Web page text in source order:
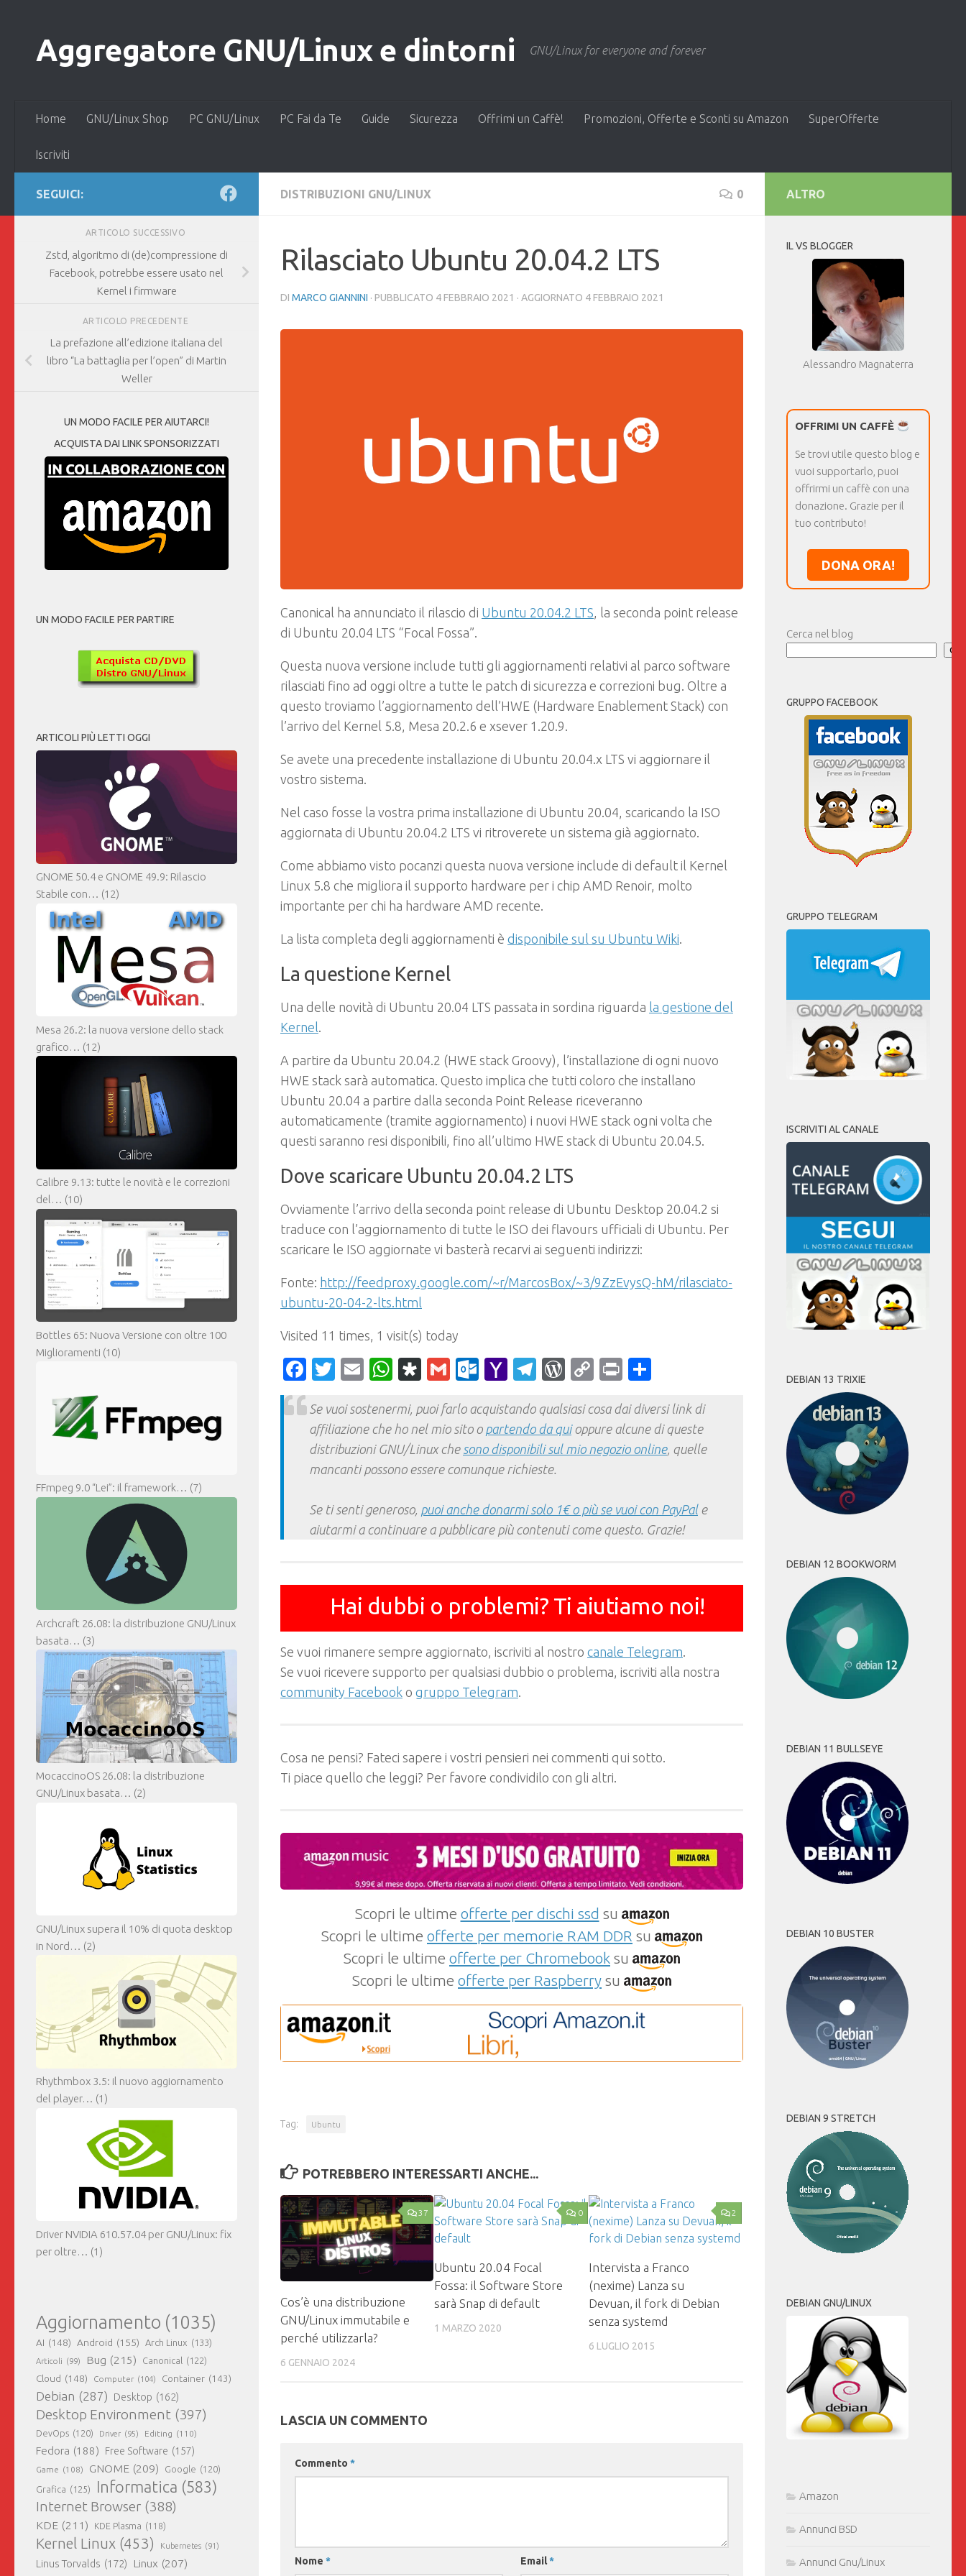
Aggregatore GNU/Linux e dintorni GNU/Linux for everyone and forever
Home GNU/Linux Shop PC GNU/Linux PC Fai da Te Guide Sicurezza Offrimi un Caffè! Promozioni, Offerte e Sconti su Amazon SuperOfferte
Iscriviti
DISTRIBUZIONI GNU/LINUX 0
Rilasciato Ubuntu 20.04.2 LTS
DI MARCO GIANNINI · PUBBLICATO 4 FEBBRAIO 2021 · AGGIORNATO 4 FEBBRAIO 2021
Canonical ha annunciato il rilascio di Ubuntu 20.04.2 LTS, la seconda point release
di Ubuntu 20.04 LTS “Focal Fossa”.
Questa nuova versione include tutti gli aggiornamenti relativi al parco software
rilasciati fino ad oggi oltre a tutte le patch di sicurezza e correzioni bug. Oltre a
questo troviamo l’aggiornamento dell’HWE (Hardware Enablement Stack) con
l’arrivo del Kernel 5.8, Mesa 20.2.6 e xsever 1.20.9.
Se avete una precedente installazione di Ubuntu 20.04.x LTS vi aggiornare il
vostro sistema.
Nel caso fosse la vostra prima installazione di Ubuntu 20.04, scaricando la ISO
aggiornata di Ubuntu 20.04.2 LTS vi ritroverete un sistema già aggiornato.
Come abbiamo visto pocanzi questa nuova versione include di default il Kernel
Linux 5.8 che migliora il supporto hardware per i chip AMD Renoir, molto
importante per chi ha hardware AMD recente.
La lista completa degli aggiornamenti è disponibile sul su Ubuntu Wiki.
La questione Kernel
Una delle novità di Ubuntu 20.04 LTS passata in sordina riguarda la gestione del
Kernel.
A partire da Ubuntu 20.04.2 (HWE stack Groovy), l’installazione di ogni nuovo
HWE stack sarà automatica. Questo implica che tutti coloro che installano
Ubuntu 20.04 a partire dalla seconda Point Release riceveranno
automaticamente (tramite aggiornamento) i nuovi HWE stack ogni volta che
questi saranno resi disponibili, fino all’ultimo HWE stack di Ubuntu 20.04.5.
Dove scaricare Ubuntu 20.04.2 LTS
Ovviamente l’arrivo della seconda point release di Ubuntu Desktop 20.04.2 si
traduce con l’aggiornamento di tutte le ISO dei flavours ufficiali di Ubuntu. Per
scaricare le ISO aggiornate vi basterà recarvi ai seguenti indirizzi:
Fonte: http://feedproxy.google.com/~r/MarcosBox/~3/9ZzEvysQ-hM/rilasciato-
ubuntu-20-04-2-lts.html
Visited 11 times, 1 visit(s) today
Facebook
Twitter
EmailWhatsApp
Diaspora
GmailOutlook.com
YahooTelegram
WordPress
CopyPrint
Se vuoi sostenermi, puoi farlo acquistando qualsiasi cosa dai diversi link di
affiliazione che ho nel mio sito o partendo da quioppure alcune di queste
distribuzioni GNU/Linux che sono disponibili sul mio negozio online, quelle
mancanti possono essere comunque richieste.
Se ti senti generoso, puoi anche donarmi solo 1€ o più se vuoi con PayPale
aiutarmi a continuare a pubblicare più contenuti come questo. Grazie!
Hai dubbi o problemi? Ti aiutiamo noi!
Se vuoi rimanere sempre aggiornato, iscriviti al nostro canale Telegram
Se vuoi ricevere supporto per qualsiasi dubbio o problema, iscriviti alla nostra
community Facebook o gruppo Telegram
Cosa ne pensi? Fateci sapere i vostri pensieri nei commenti qui sotto.
Ti piace quello che leggi? Per favore condividilo con gli altri.
Scopri le ultime offerte per dischi ssd su
Scopri le ultime offerte per memorie RAM DDR su
Scopri le ultime offerte per Chromebook su
Scopri le ultime offerte per Raspberry su
Tag: Ubuntu
POTREBBERO INTERESSARTI ANCHE...
37
Cos’è una distribuzione
GNU/Linux immutabile e
perché utilizzarla?
6 GENNAIO 2024
0
Ubuntu 20.04 Focal
Fossa: il Software Store
sarà Snap di default
1 MARZO 2020
2
Intervista a Franco
(nexime) Lanza su
Devuan, il fork di Debian
senza systemd
6 LUGLIO 2015
LASCIA UN COMMENTO
Commento *
Nome * Email*
SEGUICI:
ARTICOLO SUCCESSIVO
Zstd, algoritmo di (de)compressione di
Facebook, potrebbe essere usato nel
Kernel i firmware
ARTICOLO PRECEDENTE
La prefazione all’edizione italiana del
libro “La battaglia per l’open” di Martin
Weller
UN MODO FACILE PER AIUTARCI!
ACQUISTA DAI LINK SPONSORIZZATI
UN MODO FACILE PER PARTIRE
ARTICOLI PIÙ LETTI OGGI
GNOME 50.4 e GNOME 49.9: Rilascio
Stabile con… (12)
Mesa 26.2: la nuova versione dello stack
grafico… (12)
Calibre 9.13: tutte le novità e le correzioni
del… (10)
Bottles 65: Nuova Versione con oltre 100
Miglioramenti (10)
FFmpeg 9.0 “Lei”: il framework… (7)
Archcraft 26.08: la distribuzione GNU/Linux
basata… (3)
MocaccinoOS 26.08: la distribuzione
GNU/Linux basata… (2)
GNU/Linux supera il 10% di quota desktop
in Nord… (2)
Rhythmbox 3.5: il nuovo aggiornamento
del player… (1)
Driver NVIDIA 610.57.04 per GNU/Linux: fix
per oltre… (1)
Aggiornamento (1035)
AI (148) Android (155) Arch Linux (133)
Articoli (99) Bug (215) Canonical (122)
Cloud (148) Computer (104) Container (143)
Debian (287) Desktop (162)
Desktop Environment (397)
DevOps (120) Driver (95) Editing (110)
Fedora (188) Free Software (157)
Game (108) GNOME (209) Google (120)
Grafica (125) Informatica (583)
Internet Browser (388)
KDE (211) KDE Plasma (118)
Kernel Linux (453) Kubernetes (91)
Linus Torvalds (172) Linux (207)
ALTRO
IL VS BLOGGER
Alessandro Magnaterra
OFFRIMI UN CAFFÈ
Se trovi utile questo blog e
vuoi supportarlo, puoi
offrirmi un caffè con una
donazione. Grazie per il
tuo contributo!
DONA ORA!
Cerca nel blog
GRUPPO FACEBOOK
GRUPPO TELEGRAM
ISCRIVITI AL CANALE
DEBIAN 13 TRIXIE
DEBIAN 12 BOOKWORM
DEBIAN 11 BULLSEYE
DEBIAN 10 BUSTER
DEBIAN 9 STRETCH
DEBIAN GNU/LINUX
Amazon
Annunci BSD
Annunci Gnu/Linux